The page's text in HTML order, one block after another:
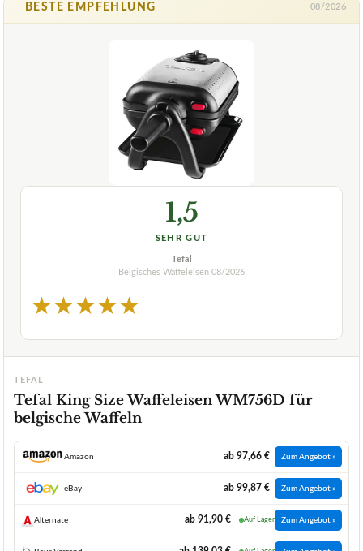
BESTE EMPFEHLUNG 08/2026
1,5
SEHR GUT
Tefal
Belgisches Waffeleisen 08/2026
★★★★★
TEFAL
Tefal King Size Waffeleisen WM756D für
belgische Waffeln
Amazon ab 97,66 € Zum Angebot »
eBay ab 99,87 € Zum Angebot »
Alternate ab 91,90 € Auf Lager Zum Angebot »